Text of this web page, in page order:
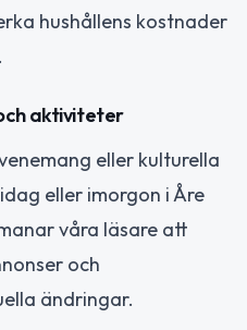
hushållens kostnader
aktiviteter
eller kulturella
eller imorgon i Åre
våra läsare att
och
ändringar.